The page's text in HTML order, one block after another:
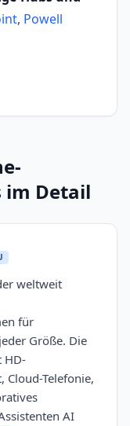
, Powell
im Detail
weltweit
für
Größe. Die
HD-
Cloud-Telefonie,
AI